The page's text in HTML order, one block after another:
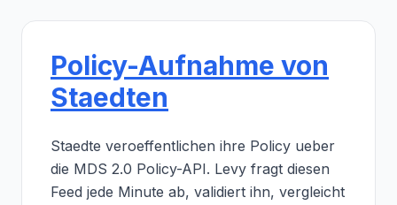
Policy-Aufnahme von
Staedten
Staedte veroeffentlichen ihre Policy ueber
die MDS 2.0 Policy-API. Levy fragt diesen
Feed jede Minute ab, validiert ihn, vergleicht